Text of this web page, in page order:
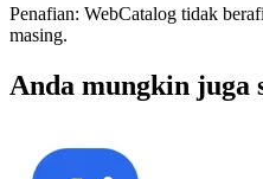
Penafian: WebCatalog tidak
masing.
Anda mungkin juga